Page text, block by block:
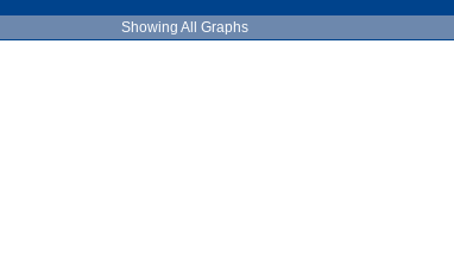
Showing All Graphs